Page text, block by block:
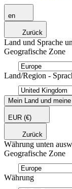
en
Zurück
Land und Sprache
Geografische Zone
Land/Region -
Mein Land und
EUR (€)
Zurück
Währung unten
Geografische Zone
Währung